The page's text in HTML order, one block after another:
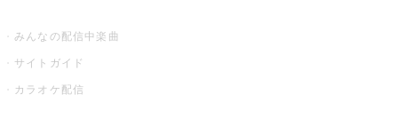
みんなの配信中楽曲
サイトガイド
カラオケ配信